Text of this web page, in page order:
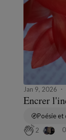
Jan 9, 2026
Encrer
Poésie et
2